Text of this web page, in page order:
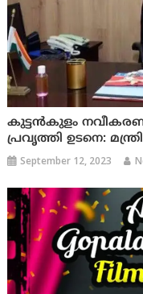
കുട്ടൻകുളം
പ്രവൃത്തി ഉടനെ:
September 12, 2023